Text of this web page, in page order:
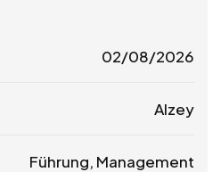
02/08/2026
Alzey
Führung, Management